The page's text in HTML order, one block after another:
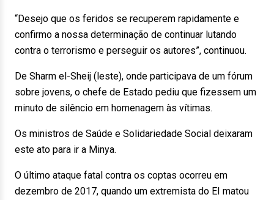
“Desejo que os feridos se recuperem rapidamente e
confirmo a nossa determinação de continuar lutando
contra o terrorismo e perseguir os autores”, continuou.
De Sharm el-Sheij (leste), onde participava de um fórum
sobre jovens, o chefe de Estado pediu que fizessem um
minuto de silêncio em homenagem às vítimas.
Os ministros de Saúde e Solidariedade Social deixaram
este ato para ir a Minya.
O último ataque fatal contra os coptas ocorreu em
dezembro de 2017, quando um extremista do EI matou